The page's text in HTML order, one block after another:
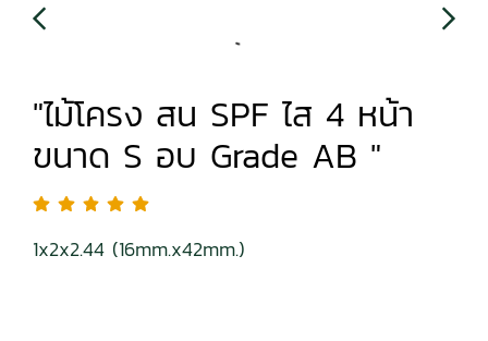
"ไม้โครง สน SPF ไส 4 หน้า
ขนาด S อบ Grade AB "
1x2x2.44 (16mm.x42mm.)